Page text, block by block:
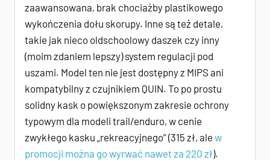
zaawansowana, brak chociażby plastikowego
wykończenia dołu skorupy. Inne są też detale,
takie jak nieco oldschoolowy daszek czy inny
(moim zdaniem lepszy) system regulacji pod
uszami. Model ten nie jest dostępny z MIPS ani
kompatybilny z czujnikiem QUIN. To po prostu
solidny kask o powiększonym zakresie ochrony
typowym dla modeli trail/enduro, w cenie
zwykłego kasku „rekreacyjnego” (315 zł, ale w
promocji można go wyrwać nawet za 220 zł).